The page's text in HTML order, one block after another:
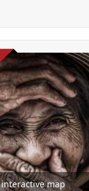
interactive map